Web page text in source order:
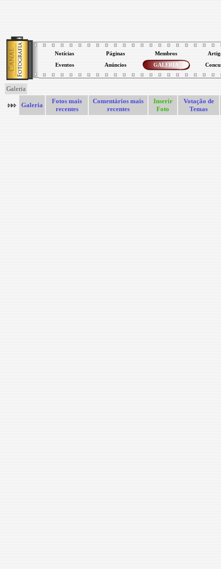
Notícias Páginas Membros
Eventos Anúncios GALERIA
Galeria
Galeria
Fotos mais
recentes
Comentários mais
recentes
Inserir
Foto
Votação de
Temas